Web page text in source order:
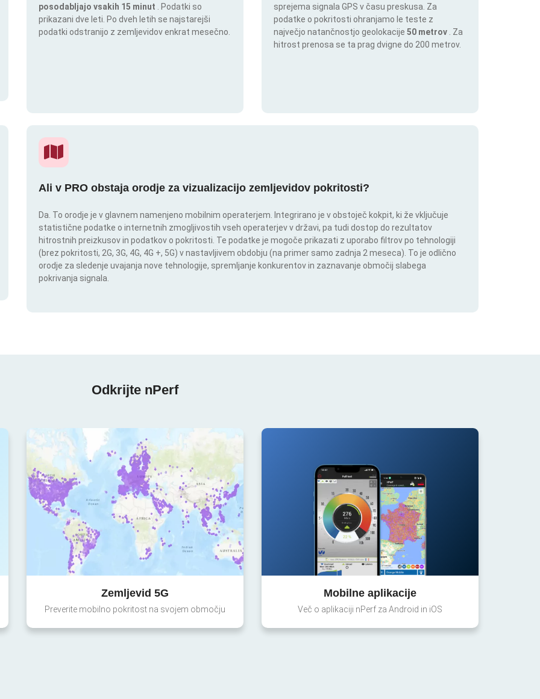
posodabljajo vsakih 15 minut
. Podatki so
prikazani dve leti. Po dveh letih se najstarejši
podatki odstranijo z zemljevidov enkrat mesečno.
sprejema signala GPS v času preskusa. Za
podatke o pokritosti ohranjamo le teste z
največjo natančnostjo geolokacije 50 metrov
. Za
hitrost prenosa se ta prag dvigne do 200 metrov.
Ali v PRO obstaja orodje za vizualizacijo zemljevidov pokritosti?
Da. To orodje je v glavnem namenjeno mobilnim operaterjem. Integrirano je v obstoječ kokpit, ki že vključuje
statistične podatke o internetnih zmogljivostih vseh operaterjev v državi, pa tudi dostop do rezultatov
hitrostnih preizkusov in podatkov o pokritosti. Te podatke je mogoče prikazati z uporabo filtrov po tehnologiji
(brez pokritosti, 2G, 3G, 4G, 4G +, 5G) v nastavljivem obdobju (na primer samo zadnja 2 meseca). To je odlično
orodje za sledenje uvajanja nove tehnologije, spremljanje konkurentov in zaznavanje območij slabega
pokrivanja signala.
Odkrijte nPerf
Zemljevid 5G
Preverite mobilno pokritost na svojem območju
Mobilne aplikacije
Več o aplikaciji nPerf za Android in iOS